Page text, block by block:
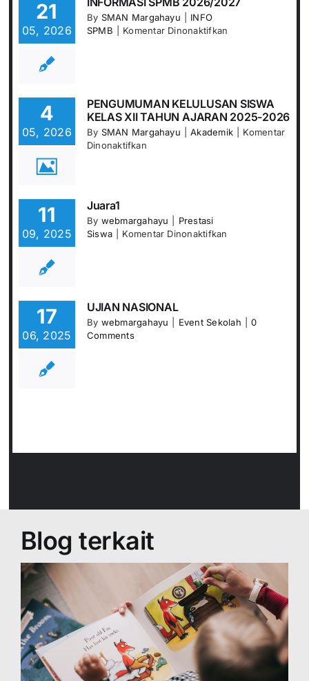
21
05, 2026
By SMAN Margahayu
INFO
SPMB
Komentar Dinonaktifkan
4
05, 2026
PENGUMUMAN KELULUSAN SISWA
KELAS XII TAHUN AJARAN 2025-2026
By SMAN Margahayu Akademik
Komentar
Dinonaktifkanpada
TAHUN
AJARAN
11
09, 2025
Juara1
By webmargahayu
Prestasi
Siswa
Komentar Dinonaktifkan
17
06, 2025
UJIAN NASIONAL
By webmargahayu Event Sekolah
0
Comments
Blog terkait